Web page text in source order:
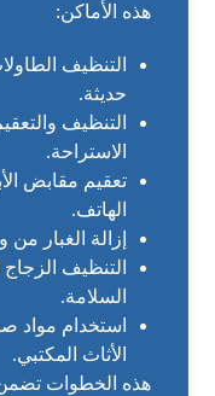
هذه الأماكن:
التنظيف
حديثة.
التنظيف
الاستراحة.
تعقيم مقابض
الهاتف.
إزالة الغبار
التنظيف
السلامة.
استخدام مواد
الأثاث المكتبي.
هذه الخطوات تضمن